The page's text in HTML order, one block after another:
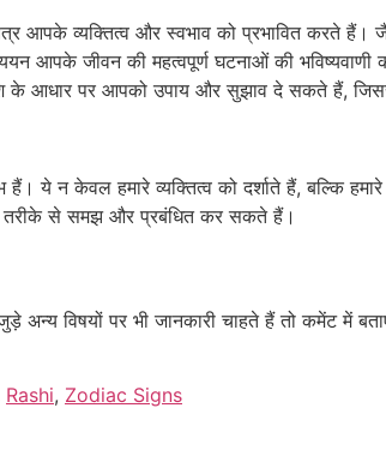
आपके व्यक्तित्व और स्वभाव को प्रभावित करते हैं।
आपके जीवन की महत्वपूर्ण घटनाओं की
के आधार पर आपको उपाय और सुझाव दे सकते हैं,
हैं। ये न केवल हमारे व्यक्तित्व को दर्शाते हैं, बल्कि
से समझ और प्रबंधित कर सकते हैं।
अन्य विषयों पर भी जानकारी चाहते हैं तो कमेंट में
Rashi, Zodiac Signs